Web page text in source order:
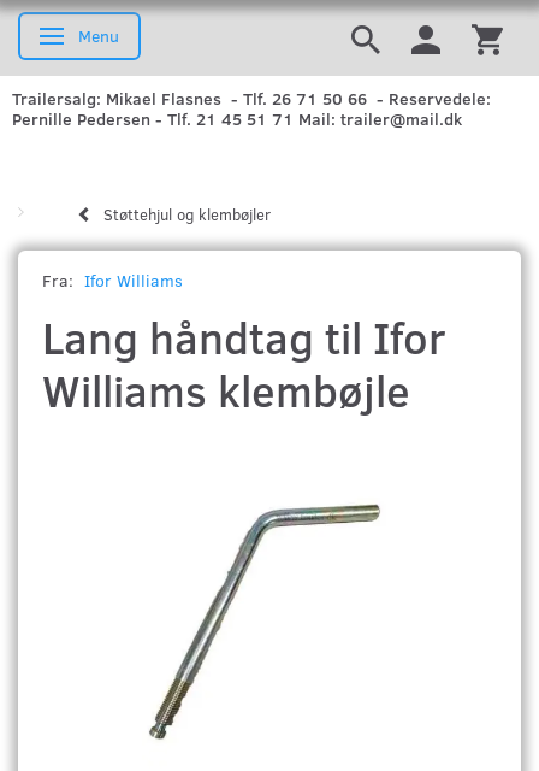
Skifte navigation
Menu
Trailersalg: Mikael Flasnes - Tlf. 26 71 50 66 - Reservedele:
Pernille Pedersen - Tlf. 21 45 51 71 Mail: trailer@mail.dk
Støttehjul og klembøjler
Fra: Ifor Williams
Lang håndtag til Ifor
Williams klembøjle